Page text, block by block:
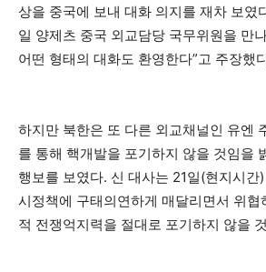
상을 중국에 보내 대화 의지를 재차 보였
일 양제츠 중국 외교담당 국무위원을 만
어떤 형태의 대화도 환영한다”고 주장했
하지만 북한은 또 다른 외교채널인 유엔
를 통해 핵개발을 포기하지 않을 것임을
행보를 보였다. 신 대사는 21일(현지시간
시정책에 구태의연하게 매달리면서 위협
적 전쟁억지력을 절대로 포기하지 않을